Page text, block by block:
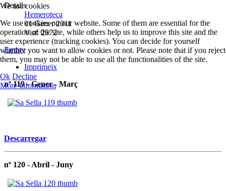
Detalls
Hemeroteca
01 Gener 2011
Vist: 2572
Empty
Imprimeix
nº 119 - Gener - Març
Descarregar
nº 120 - Abril - Juny
We use cookies
We use cookies on our website. Some of them are essential for the
operation of the site, while others help us to improve this site and the
user experience (tracking cookies). You can decide for yourself
whether you want to allow cookies or not. Please note that if you reject
them, you may not be able to use all the functionalities of the site.
Ok Decline
More information